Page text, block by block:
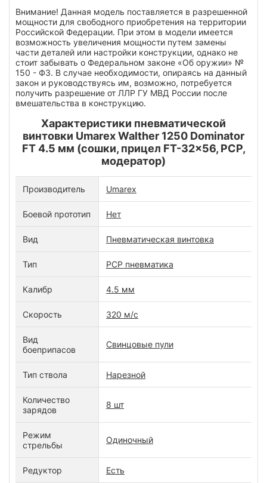
Внимание! Данная модель поставляется в разрешенной
мощности для свободного приобретения на территории
Российской Федерации. При этом в модели имеется
возможность увеличения мощности путем замены
части деталей или настройки конструкции, однако не
стоит забывать о Федеральном законе «Об оружии» №
150 - ФЗ. В случае необходимости, опираясь на данный
закон и руководствуясь им, возможно, потребуется
получить разрешение от ЛЛР ГУ МВД России после
вмешательства в конструкцию.
Характеристики пневматической
винтовки Umarex Walther 1250 Dominator
FT 4.5 мм (сошки, прицел FT-32x56, PCP,
модератор)
Производитель Umarex
Боевой прототип Нет
Вид Пневматическая винтовка
Тип PCP пневматика
Калибр 4.5 мм
Скорость 320 м/c
Вид
боеприпасов
Свинцовые пули
Тип ствола Нарезной
Количество
зарядов
8 шт
Режим
стрельбы
Одиночный
Редуктор Есть